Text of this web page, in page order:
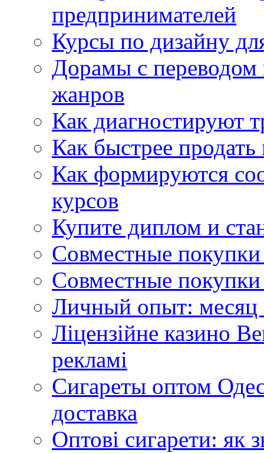
предпринимателей
Курсы по дизайну
Дорамы с переводом
жанров
Как диагностируют
Как быстрее
Как формируются
курсов
Купите диплом и
Совместные
Совместные покупки
Личный опыт: месяц
Ліцензійне казино
рекламі
Сигареты оптом
доставка
Оптові сигарети: як